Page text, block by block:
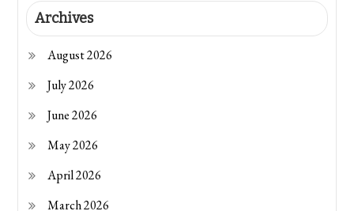
Archives
August 2026
July 2026
June 2026
May 2026
April 2026
March 2026